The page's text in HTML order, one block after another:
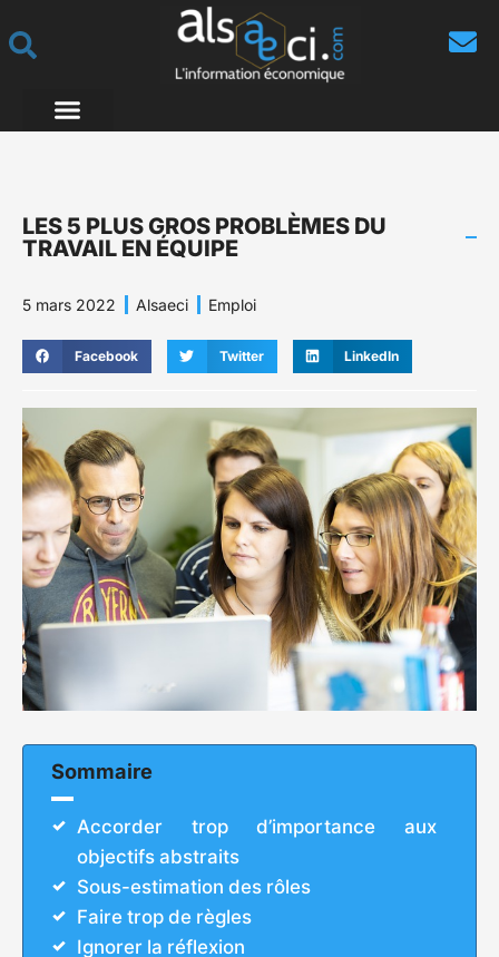
LES 5 PLUS GROS PROBLÈMES DU
TRAVAIL EN ÉQUIPE
5 mars 2022 Alsaeci Emploi
Facebook Twitter LinkedIn
Sommaire
Accorder trop d’importance aux
objectifs abstraits
Sous-estimation des rôles
Faire trop de règles
Ignorer la réflexion